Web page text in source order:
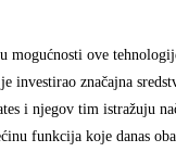
mogućnosti ove
investirao značajna
i njegov tim istražuju
funkcija koje danas